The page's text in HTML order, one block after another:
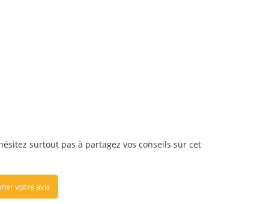
surtout pas à partagez vos conseils sur cet
votre avis